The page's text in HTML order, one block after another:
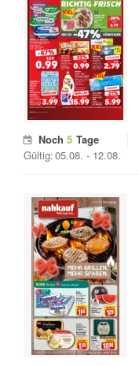
Noch 5 Tage
Gültig:05.08. - 12.08.